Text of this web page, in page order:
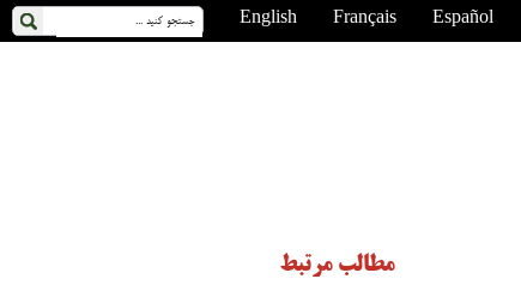
English Français Español
مطالب مرتبط